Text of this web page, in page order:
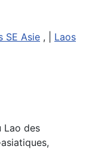
SE Asie , | Laos
Lao des